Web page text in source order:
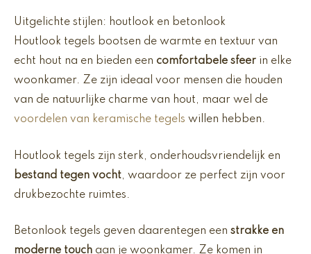
Uitgelichte stijlen: houtlook en betonlook
Houtlook tegels bootsen de warmte en textuur van
echt hout na en bieden een comfortabele sfeer in elke
woonkamer. Ze zijn ideaal voor mensen die houden
van de natuurlijke charme van hout, maar wel de
voordelen van keramische tegels willen hebben.
Houtlook tegels zijn sterk, onderhoudsvriendelijk en
bestand tegen vocht, waardoor ze perfect zijn voor
drukbezochte ruimtes.
Betonlook tegels geven daarentegen een strakke en
moderne touch aan je woonkamer. Ze komen in